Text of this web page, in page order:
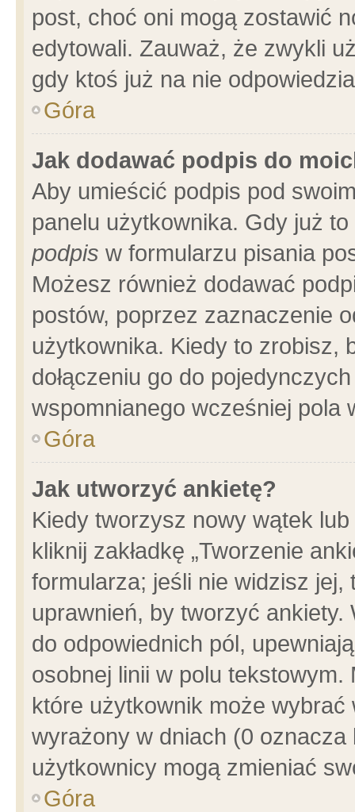
post, choć oni mogą zostawić
edytowali. Zauważ, że zwykli
gdy ktoś już na nie
Góra
Jak dodawać podpis do
Aby umieścić podpis pod
panelu użytkownika. Gdy już
podpis w formularzu pisania
Możesz również dodawać
postów, poprzez zaznaczenie
użytkownika. Kiedy to zrobisz,
dołączeniu go do
wspomnianego wcześniej pola
Góra
Jak utworzyć ankietę?
Kiedy tworzysz nowy wątek
kliknij zakładkę „Tworzenie
formularza; jeśli nie widzisz
uprawnień, by tworzyć ankiety.
do odpowiednich pól,
osobnej linii w polu
które użytkownik może
wyrażony w dniach (0
użytkownicy mogą zmieniać
Góra